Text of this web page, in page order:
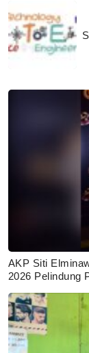
AKP Siti
2026 Pelindung